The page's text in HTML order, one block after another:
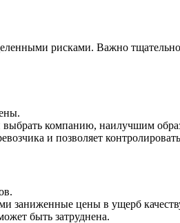
рисками. Важно
компанию, наилучшим
и позволяет
заниженные цены в ущерб
быть затруднена.